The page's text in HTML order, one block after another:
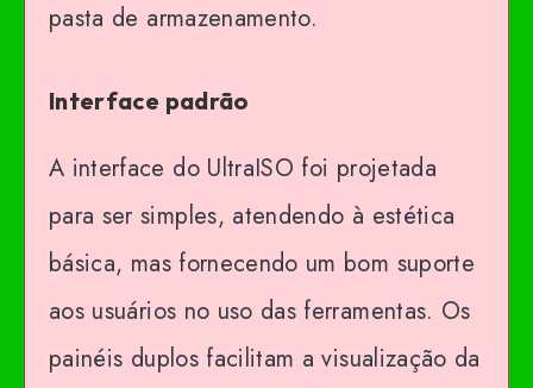
pasta de armazenamento.
Interface padrão
A interface do UltraISO foi projetada
para ser simples, atendendo à estética
básica, mas fornecendo um bom suporte
aos usuários no uso das ferramentas. Os
painéis duplos facilitam a visualização da